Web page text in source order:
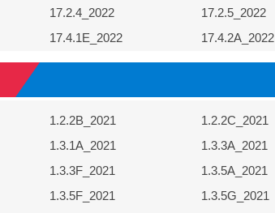
17.2.4_2022 17.2.5_2022
17.4.1E_2022 17.4.2A_2022
1.2.2B_2021 1.2.2C_2021
1.3.1A_2021 1.3.3A_2021
1.3.3F_2021 1.3.5A_2021
1.3.5F_2021 1.3.5G_2021